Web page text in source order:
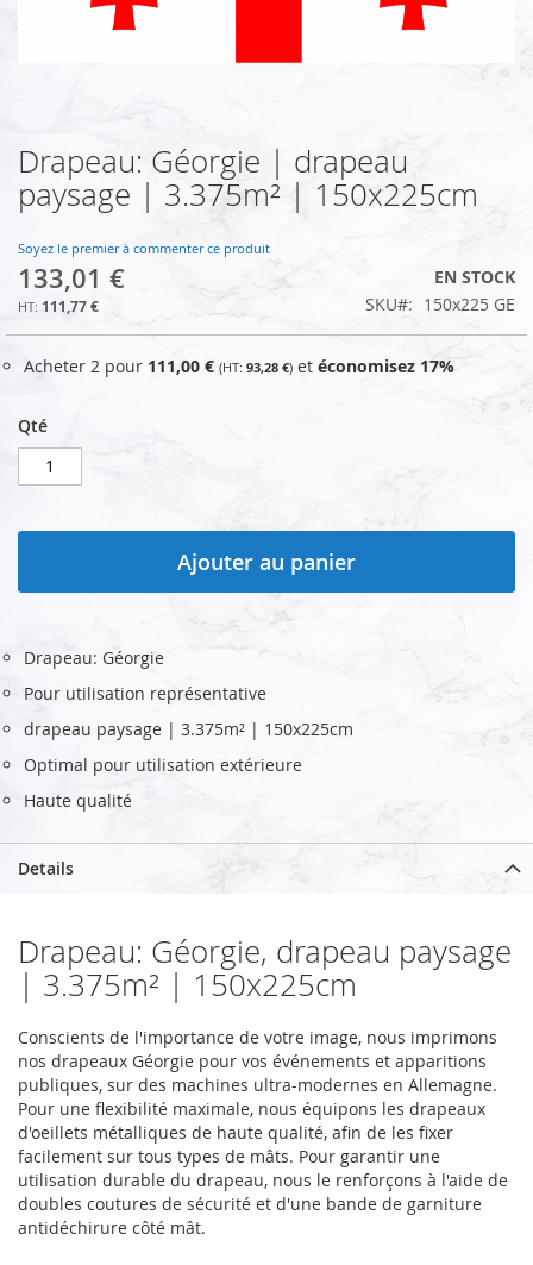
Skip
to
the
of
the
images
gallery
Drapeau: Géorgie | drapeau
paysage | 3.375m² | 150x225cm
Soyez le premier à commenter ce produit
133,01 €
111,77 €
EN STOCK
SKU
150x225 GE
Acheter 2 pour 111,00 € 93,28 € et économisez 17%
Qté
Ajouter au panier
Drapeau: Géorgie
Pour utilisation représentative
drapeau paysage | 3.375m² | 150x225cm
Optimal pour utilisation extérieure
Haute qualité
Details
Drapeau: Géorgie, drapeau paysage
| 3.375m² | 150x225cm
Conscients de l'importance de votre image, nous imprimons
nos drapeaux Géorgie pour vos événements et apparitions
publiques, sur des machines ultra-modernes en Allemagne.
Pour une flexibilité maximale, nous équipons les drapeaux
d'oeillets métalliques de haute qualité, afin de les fixer
facilement sur tous types de mâts. Pour garantir une
utilisation durable du drapeau, nous le renforçons à l'aide de
doubles coutures de sécurité et d'une bande de garniture
antidéchirure côté mât.